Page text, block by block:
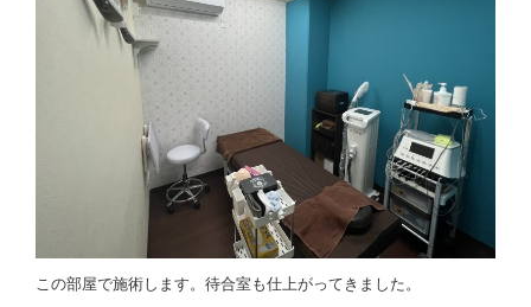
この部屋で施術します。待合室も仕上がってきました。